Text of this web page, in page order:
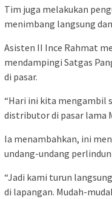
Tim juga melakukan
menimbang langsung
Asisten II Ince Rahmat
mendampingi Satgas
di pasar.
“Hari ini kita mengambil
distributor di pasar lama
Ia menambahkan, ini
undang-undang
“Jadi kami turun
di lapangan. Mudah-